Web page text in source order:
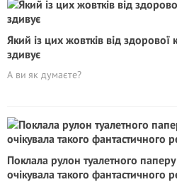
Який із цих жовтків від здорової
здивує
А ви як думаєте?
Поклала рулон туалетного
очікувала такого фантастичного